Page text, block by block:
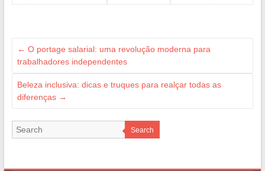
← O portage salarial: uma revolução moderna para
trabalhadores independentes
Beleza inclusiva: dicas e truques para realçar todas as
diferenças →
Search